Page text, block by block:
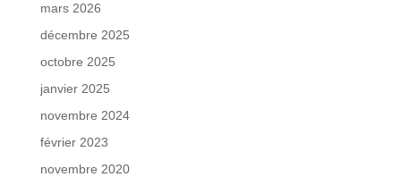
mars 2026
décembre 2025
octobre 2025
janvier 2025
novembre 2024
février 2023
novembre 2020